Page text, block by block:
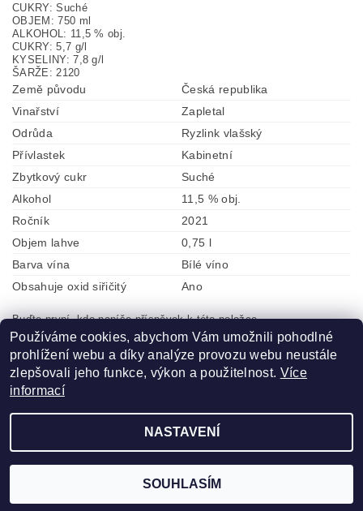
CUKRY:Suché
OBJEM:750 ml
ALKOHOL: 11,5 % obj.
CUKRY:5,7 g/l
KYSELINY:7,8 g/l
ŠARŽE:2120
Země původu
Česká republika
Vinařství
Zapletal
Odrůda
Ryzlink vlašský
Přívlastek
Kabinetní
Zbytkový cukr
Suché
Alkohol
11,5 % obj.
Ročník
2021
Objem lahve
0,75 l
Barva vína
Bílé víno
Obsahuje oxid siřičitý
Ano
Buďte první, kdo napíše příspěvek k této položce.
Přidat komentář
2026 ©ZLATÁ VÍNA, všechna práva vyhrazena
Vytvořil Shoptet
Používáme cookies, abychom Vám umožnili pohodlné
prohlížení webu a díky analýze provozu webu neustále
zlepšovali jeho funkce, výkon a použitelnost. Více
informací
NASTAVENÍ
SOUHLASÍM